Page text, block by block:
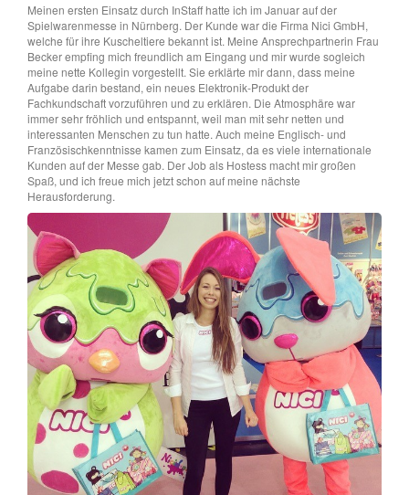
Meinen ersten Einsatz durch InStaff hatte ich im Januar auf der
Spielwarenmesse in Nürnberg. Der Kunde war die Firma Nici GmbH,
welche für ihre Kuscheltiere bekannt ist. Meine Ansprechpartnerin Frau
Becker empfing mich freundlich am Eingang und mir wurde sogleich
meine nette Kollegin vorgestellt. Sie erklärte mir dann, dass meine
Aufgabe darin bestand, ein neues Elektronik-Produkt der
Fachkundschaft vorzuführen und zu erklären. Die Atmosphäre war
immer sehr fröhlich und entspannt, weil man mit sehr netten und
interessanten Menschen zu tun hatte. Auch meine Englisch- und
Französischkenntnisse kamen zum Einsatz, da es viele internationale
Kunden auf der Messe gab. Der Job als Hostess macht mir großen
Spaß, und ich freue mich jetzt schon auf meine nächste
Herausforderung.